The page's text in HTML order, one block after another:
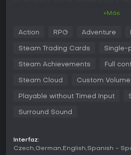
conversaciones persuasivas,
demás e Intimidation para enfoques
enriquecen las interacciones con
bruta, con opciones para
influyen en el desarrollo de tu
reacciona el mundo. El juego
+Más
Action RPG Adventure
Steam Trading Cards Single-
Steam Achievements Full
Steam Cloud Custom
Playable without Timed Input
Surround Sound
Interfaz:
Czech German English Spanish -